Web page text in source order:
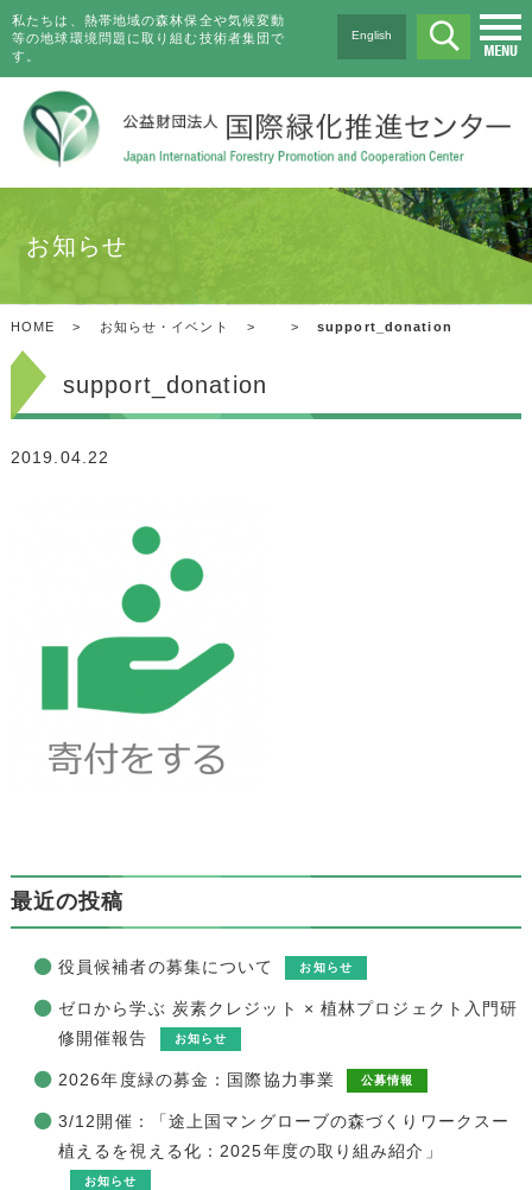
私たちは、熱帯地域の森林保全や気候変動
等の地球環境問題に取り組む技術者集団で
す。
English
お知らせ
HOME > お知らせ・イベント > > support_donation
support_donation
2019.04.22
最近の投稿
役員候補者の募集について お知らせ
ゼロから学ぶ 炭素クレジット × 植林プロジェクト入門研
修開催報告
お知らせ
2026年度緑の募金：国際協力事業 公募情報
3/12開催：「途上国マングローブの森づくりワークスー
植えるを視える化：2025年度の取り組み紹介」
お知らせ